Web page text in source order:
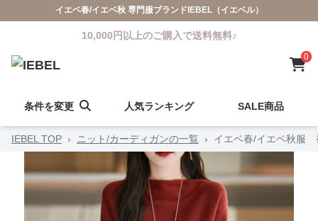
イエベ春/イエベ秋 専門服ブランドIEBEL（イエベル）
10,000円以上のご購入で送料無料♪
0
条件を変更 人気ランキング SALE商品
IEBEL TOP › ニット/カーディガンの一覧 › イエベ春/イエベ秋服